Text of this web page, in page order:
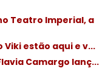
Teatro Imperial, a
Viki estão aqui e v...
Camargo lanç...